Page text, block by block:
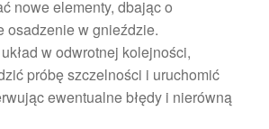
nowe elementy, dbając o
osadzenie w gnieździe.
w odwrotnej kolejności,
próbę szczelności i uruchomić
ewentualne błędy i nierówną